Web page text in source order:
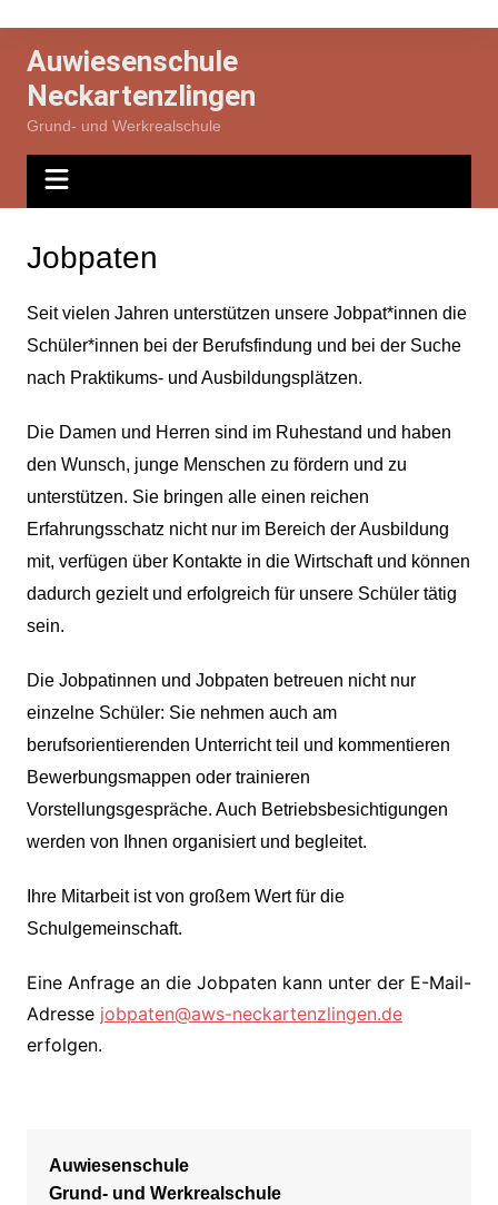
springen
Auwiesenschule
Neckartenzlingen
Grund- und Werkrealschule
Jobpaten
Seit vielen Jahren unterstützen unsere Jobpat*innen die
Schüler*innen bei der Berufsfindung und bei der Suche
nach Praktikums- und Ausbildungsplätzen.
Die Damen und Herren sind im Ruhestand und haben
den Wunsch, junge Menschen zu fördern und zu
unterstützen. Sie bringen alle einen reichen
Erfahrungsschatz nicht nur im Bereich der Ausbildung
mit, verfügen über Kontakte in die Wirtschaft und können
dadurch gezielt und erfolgreich für unsere Schüler tätig
sein.
Die Jobpatinnen und Jobpaten betreuen nicht nur
einzelne Schüler: Sie nehmen auch am
berufsorientierenden Unterricht teil und kommentieren
Bewerbungsmappen oder trainieren
Vorstellungsgespräche. Auch Betriebsbesichtigungen
werden von Ihnen organisiert und begleitet.
Ihre Mitarbeit ist von großem Wert für die
Schulgemeinschaft.
Eine Anfrage an die Jobpaten kann unter der E-Mail-
Adresse jobpaten@aws-neckartenzlingen.de
erfolgen.
Auwiesenschule
Grund- und Werkrealschule